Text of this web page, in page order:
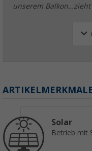
unserem
Solar
Betrieb mit